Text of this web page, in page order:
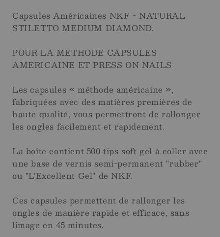
Capsules Américaines NKF - NATURAL
STILETTO MEDIUM DIAMOND.
POUR LA METHODE CAPSULES
AMERICAINE ET PRESS ON NAILS
Les capsules « méthode américaine »,
fabriquées avec des matières premières de
haute qualité, vous permettront de rallonger
les ongles facilement et rapidement.
La boîte contient 500 tips soft gel à coller avec
une base de vernis semi-permanent "rubber"
ou "L'Excellent Gel" de NKF.
Ces capsules permettent de rallonger les
ongles de manière rapide et efficace, sans
limage en 45 minutes.